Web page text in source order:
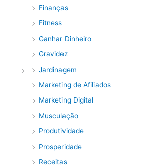
Finanças
Fitness
Ganhar Dinheiro
Gravidez
Jardinagem
Marketing de Afiliados
Marketing Digital
Musculação
Produtividade
Prosperidade
Receitas